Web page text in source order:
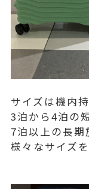
サイズは機内
3泊から4泊の
7泊以上の長期
様々なサイズ